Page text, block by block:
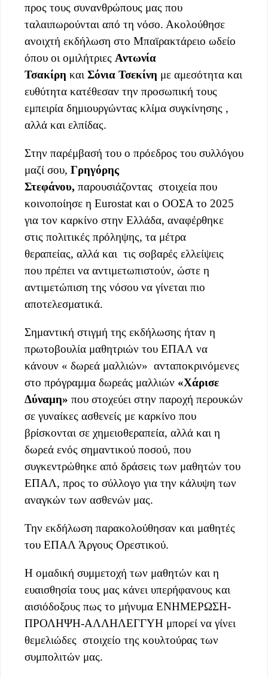
προς τους συνανθρώπους μας που
ταλαιπωρούνται από τη νόσο. Ακολούθησε
ανοιχτή εκδήλωση στο Μπαϊρακτάρειο ωδείο
όπου οι ομιλήτριες Αντωνία
Τσακίρη και Σόνια Τσεκίνη με αμεσότητα και
ευθύτητα κατέθεσαν την προσωπική τους
εμπειρία δημιουργώντας κλίμα συγκίνησης ,
αλλά και ελπίδας.
Στην παρέμβασή του ο πρόεδρος του συλλόγου
μαζί σου, Γρηγόρης
Στεφάνου, παρουσιάζοντας στοιχεία που
κοινοποίησε η Εurostat και ο ΟΟΣΑ το 2025
για τον καρκίνο στην Ελλάδα, αναφέρθηκε
στις πολιτικές πρόληψης, τα μέτρα
θεραπείας, αλλά και τις σοβαρές ελλείψεις
που πρέπει να αντιμετωπιστούν, ώστε η
αντιμετώπιση της νόσου να γίνεται πιο
αποτελεσματικά.
Σημαντική στιγμή της εκδήλωσης ήταν η
πρωτοβουλία μαθητριών του ΕΠΑΛ να
κάνουν « δωρεά μαλλιών» ανταποκρινόμενες
στο πρόγραμμα δωρεάς μαλλιών «Χάρισε
Δύναμη» που στοχεύει στην παροχή περουκών
σε γυναίκες ασθενείς με καρκίνο που
βρίσκονται σε χημειοθεραπεία, αλλά και η
δωρεά ενός σημαντικού ποσού, που
συγκεντρώθηκε από δράσεις των μαθητών του
ΕΠΑΛ, προς το σύλλογο για την κάλυψη των
αναγκών των ασθενών μας.
Την εκδήλωση παρακολούθησαν και μαθητές
του ΕΠΑΛ Άργους Ορεστικού.
Η ομαδική συμμετοχή των μαθητών και η
ευαισθησία τους μας κάνει υπερήφανους και
αισιόδοξους πως το μήνυμα ΕΝΗΜΕΡΩΣΗ-
ΠΡΟΛΗΨΗ-ΑΛΛΗΛΕΓΓΥΗ μπορεί να γίνει
θεμελιώδες στοιχείο της κουλτούρας των
συμπολιτών μας.